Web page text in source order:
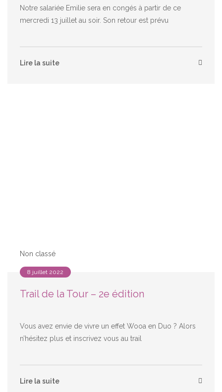
Notre salariée Emilie sera en congés à partir de ce
mercredi 13 juillet au soir. Son retour est prévu
Lire la suite
Non classé
8 juillet 2022
Trail de la Tour – 2e édition
Vous avez envie de vivre un effet Wooa en Duo ? Alors
n’hésitez plus et inscrivez vous au trail
Lire la suite